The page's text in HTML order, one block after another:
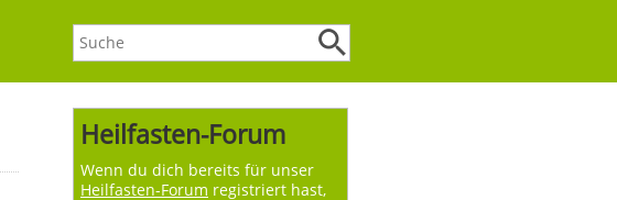
Heilfasten-Forum
Wenn du dich bereits für unser
Heilfasten-Forum registriert hast,